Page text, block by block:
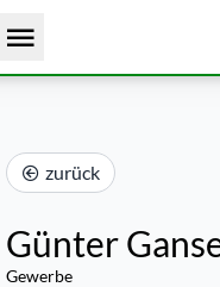
zurück
Günter
Gewerbe